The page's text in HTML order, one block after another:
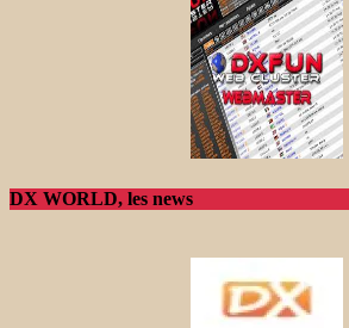
DX WORLD, les news